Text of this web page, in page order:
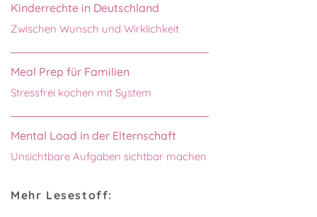
Kinderrechte in Deutschland
Zwischen Wunsch und Wirklichkeit
Meal Prep für Familien
Stressfrei kochen mit System
Mental Load in der Elternschaft
Unsichtbare Aufgaben sichtbar machen
Mehr Lesestoff: